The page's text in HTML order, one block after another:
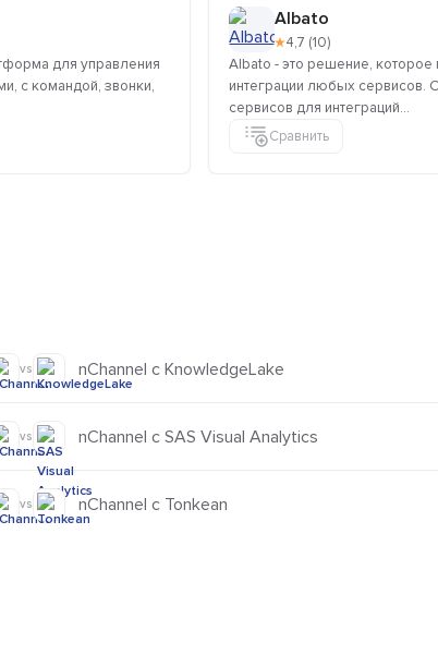
для управления
с командой, звонки,
Albato
★4,7 (10)
Albato - это решение, которое
интеграции любых сервисов.
сервисов для интеграций...
Сравнить
vs nChannel с KnowledgeLake
vs nChannel с SAS Visual Analytics
vs nChannel с Tonkean